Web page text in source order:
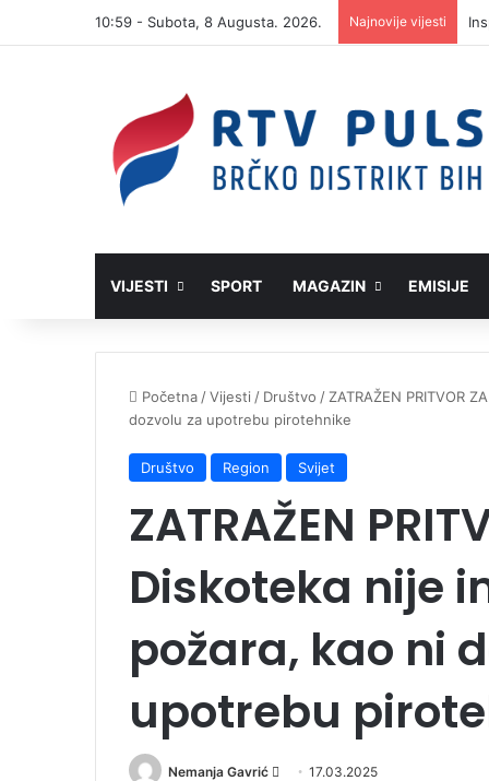
10:59 - Subota, 8 Augusta. 2026. Najnovije vijesti
VIJESTI SPORT MAGAZIN EMISIJE
Početna /Vijesti / Društvo / ZATRAŽEN PRITVOR
dozvolu za upotrebu pirotehnike
Društvo Region Svijet
ZATRAŽEN
Diskoteka nije
požara, kao ni
upotrebu
Nemanja Gavrić 17.03.2025